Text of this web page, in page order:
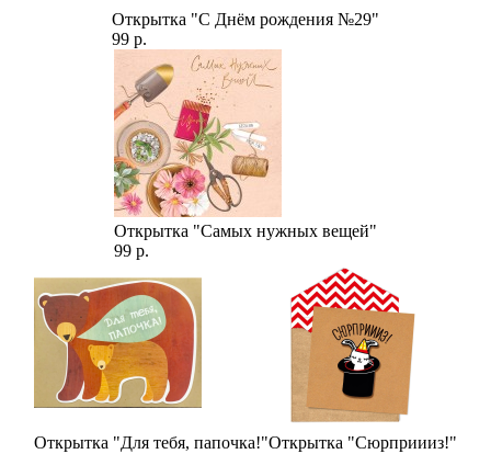
Открытка "С Днём рождения №29"
99 р.
Открытка "Самых нужных вещей"
99 р.
Открытка "Для тебя, папочка!"Открытка "Сюрприииз!"